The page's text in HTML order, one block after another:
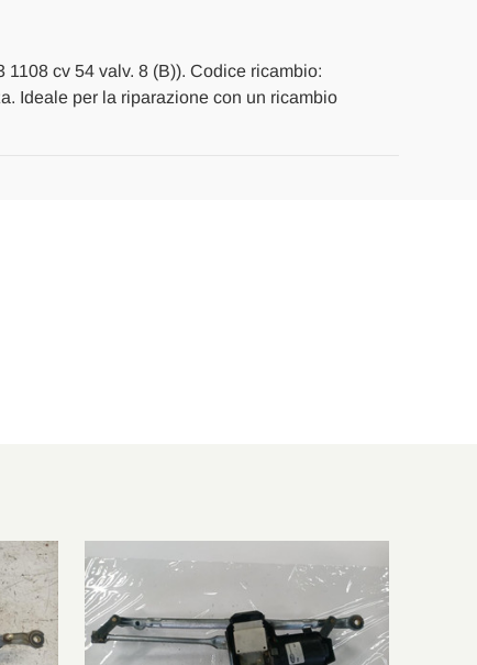
cv 54 valv. 8 (B)). Codice ricambio:
Ideale per la riparazione con un ricambio